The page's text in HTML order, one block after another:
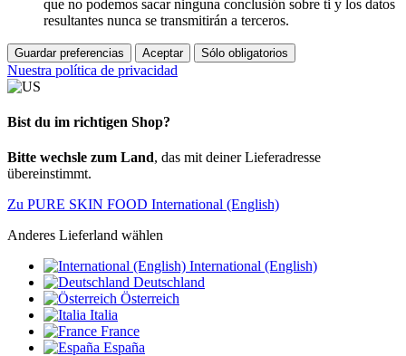
que no podemos sacar ninguna conclusión sobre ti y los datos
resultantes nunca se transmitirán a terceros.
Guardar preferencias Aceptar Sólo obligatorios
Nuestra política de privacidad
Bist du im richtigen Shop?
Bitte wechsle zum Land, das mit deiner Lieferadresse
übereinstimmt.
Zu PURE SKIN FOOD International (English)
Anderes Lieferland wählen
International (English)
Deutschland
Österreich
Italia
France
España